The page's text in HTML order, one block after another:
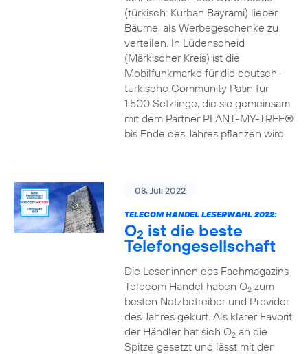
(türkisch: Kurban Bayrami) lieber
Bäume, als Werbegeschenke zu
verteilen. In Lüdenscheid
(Märkischer Kreis) ist die
Mobilfunkmarke für die deutsch-
türkische Community Patin für
1.500 Setzlinge, die sie gemeinsam
mit dem Partner PLANT-MY-TREE®
bis Ende des Jahres pflanzen wird.
08. Juli 2022
TELECOM HANDEL LESERWAHL 2022:
O2 ist die beste
Telefongesellschaft
Die Leser:innen des Fachmagazins
Telecom Handel haben O2zum
besten Netzbetreiber und Provider
des Jahres gekürt. Als klarer Favorit
der Händler hat sich O2an die
Spitze gesetzt und lässt mit der